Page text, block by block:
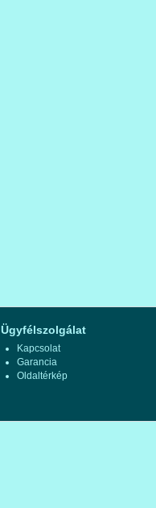
Ügyfélszolgálat
Kapcsolat
Garancia
Oldaltérkép